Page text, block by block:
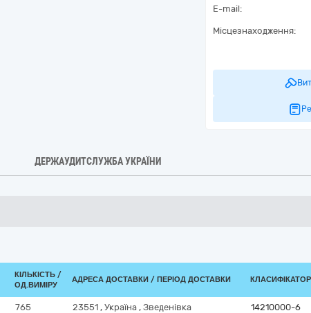
E-mail:
Місцезнаходження:
ДЕРЖАУДИТСЛУЖБА УКРАЇНИ
КІЛЬКІСТЬ /
ОД.ВИМІРУ
АДРЕСА ДОСТАВКИ / ПЕРІОД ДОСТАВКИ КЛАСИФІКАТОР
765
23551 , Україна , Зведенівка
14210000-6